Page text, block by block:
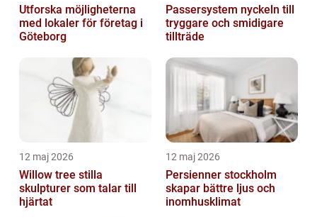
Utforska möjligheterna
med lokaler för företag i
Göteborg
Passersystem nyckeln till
tryggare och smidigare
tillträde
12 maj 2026
Willow tree stilla
skulpturer som talar till
hjärtat
12 maj 2026
Persienner stockholm
skapar bättre ljus och
inomhusklimat